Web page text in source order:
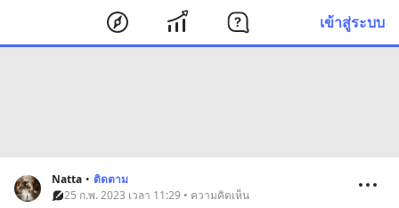
เข้าสู่ระบบ
Natta • ติดตาม
25 ก.พ. 2023 เวลา 11:29 • ความคิดเห็น